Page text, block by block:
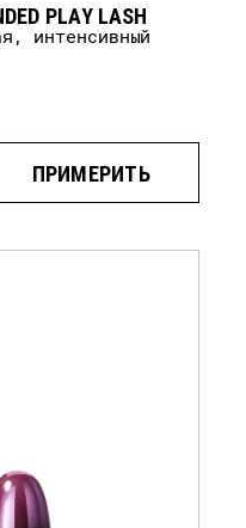
PLAY LASH
ПРИМЕРИТЬ